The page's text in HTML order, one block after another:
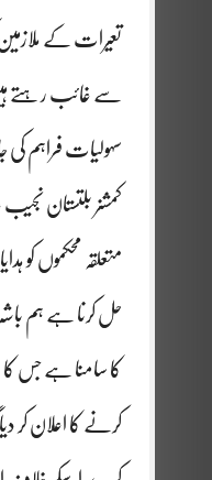
تعیرات کے
سے غائب رہتے ہیں
سہولیات فراہم کی
کمشنر بلتستان
متعلقہ محکموں
حل کرنا ہے ہم
کا سامنا ہے جس
کرنے کا اعلان